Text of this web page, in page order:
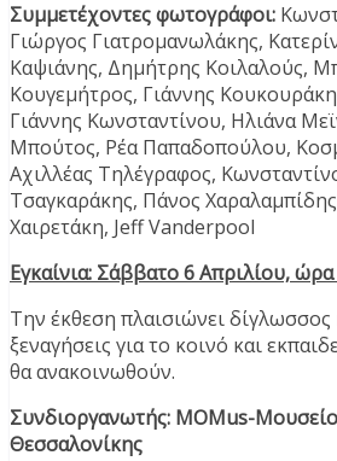
Συμμετέχοντες φωτογράφοι:
Γιώργος Γιατρομανωλάκης,
Καψιάνης, Δημήτρης Κοιλαλούς,
Κουγεμήτρος, Γιάννης
Γιάννης Κωνσταντίνου, Ηλιάνα
Μπούτος, Ρέα Παπαδοπούλου,
Αχιλλέας Τηλέγραφος,
Τσαγκαράκης, Πάνος
Χαιρετάκη, Jeff Vanderpool
Εγκαίνια: Σάββατο 6 Απριλίου, ώρα
Την έκθεση πλαισιώνει δίγλωσσος
ξεναγήσεις για το κοινό και
θα ανακοινωθούν.
Συνδιοργανωτής: MOMus-
Θεσσαλονίκης